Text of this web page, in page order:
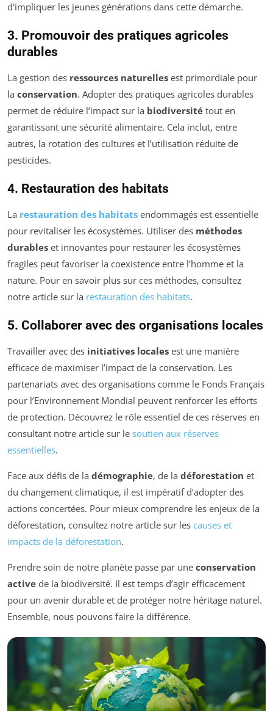
d’impliquer les jeunes générations dans cette démarche.
3. Promouvoir des pratiques agricoles
durables
La gestion des ressources naturelles est primordiale pour
la conservation. Adopter des pratiques agricoles durables
permet de réduire l’impact sur la biodiversité tout en
garantissant une sécurité alimentaire. Cela inclut, entre
autres, la rotation des cultures et l’utilisation réduite de
pesticides.
4. Restauration des habitats
La restauration des habitats endommagés est essentielle
pour revitaliser les écosystèmes. Utiliser des méthodes
durables et innovantes pour restaurer les écosystèmes
fragiles peut favoriser la coexistence entre l’homme et la
nature. Pour en savoir plus sur ces méthodes, consultez
notre article sur la restauration des habitats.
5. Collaborer avec des organisations locales
Travailler avec des initiatives locales est une manière
efficace de maximiser l’impact de la conservation. Les
partenariats avec des organisations comme le Fonds Français
pour l’Environnement Mondial peuvent renforcer les efforts
de protection. Découvrez le rôle essentiel de ces réserves en
consultant notre article sur le soutien aux réserves
essentielles.
Face aux défis de la démographie, de la déforestation et
du changement climatique, il est impératif d’adopter des
actions concertées. Pour mieux comprendre les enjeux de la
déforestation, consultez notre article sur les causes et
impacts de la déforestation.
Prendre soin de notre planète passe par une conservation
active de la biodiversité. Il est temps d’agir efficacement
pour un avenir durable et de protéger notre héritage naturel.
Ensemble, nous pouvons faire la différence.